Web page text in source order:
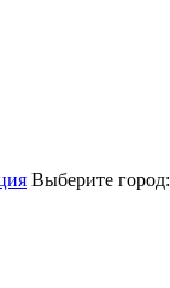
Выберите город: